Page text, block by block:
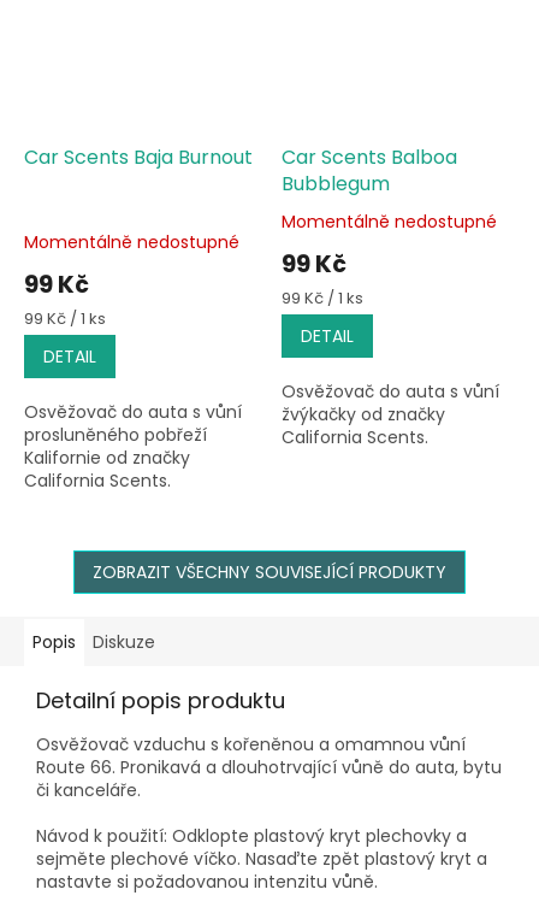
Car Scents Baja Burnout
Momentálně nedostupné
99 Kč
Měrná
cena:
99 Kč / 1 ks
DETAIL
Osvěžovač do auta s vůní
prosluněného pobřeží
Kalifornie od značky
California Scents.
Car Scents Balboa
Bubblegum
Průměrné
hodnocení
produktu
je
4,5
5
hvězdiček.
Momentálně nedostupné
99 Kč
Měrná
cena:
99 Kč / 1 ks
DETAIL
Osvěžovač do auta s vůní
žvýkačky od značky
California Scents.
ZOBRAZIT VŠECHNY SOUVISEJÍCÍ PRODUKTY
Popis Diskuze
Detailní popis produktu
Osvěžovač vzduchu s kořeněnou a omamnou vůní
Route 66. Pronikavá a dlouhotrvající vůně do auta, bytu
či kanceláře.
Návod k použití: Odklopte plastový kryt plechovky a
sejměte plechové víčko. Nasaďte zpět plastový kryt a
nastavte si požadovanou intenzitu vůně.